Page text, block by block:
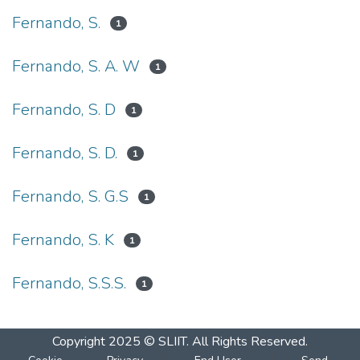
Fernando, S. 1
Fernando, S. A. W 1
Fernando, S. D 1
Fernando, S. D. 1
Fernando, S. G.S 1
Fernando, S. K 1
Fernando, S.S.S. 1
Copyright 2025 © SLIIT. All Rights Reserved.